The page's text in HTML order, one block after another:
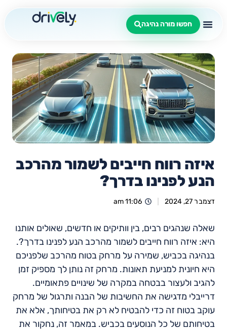
חפשו מורה נהיגה
איזה רווח חייבים לשמור מהרכב
הנע לפנינו בדרך?
דצמבר 27, 2024 11:06 am
שאלה שנהגים רבים, בין וותיקים או חדשים, שאולים אותנו
היא: איזה רווח חייבים לשמור מהרכב הנע לפנינו בדרך?.
בנהיגה בכביש, שמירה על מרחק בטוח מהרכב שלפניכם
היא חיונית למניעת תאונות. מרחק זה נותן לך מספיק זמן
להגיב ולעצור בבטחה במקרה של שינויים פתאומיים.
דרייבלי מדגישה את החשיבות של הבנה ותרגול של מרחק
עוקב בטוח זה כדי להבטיח לא רק את בטיחותך, אלא את
בטיחותם של כל הנוסעים בכביש. במאמר זה, נחקור את